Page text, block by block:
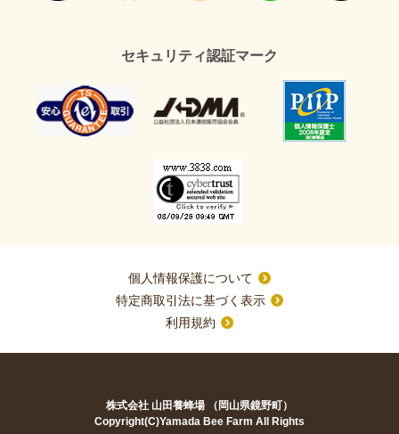
セキュリティ認証マーク
個人情報保護について
特定商取引法に基づく表示
利用規約
株式会社 山田養蜂場 （岡山県鏡野町）
Copyright(C)Yamada Bee Farm All Rights